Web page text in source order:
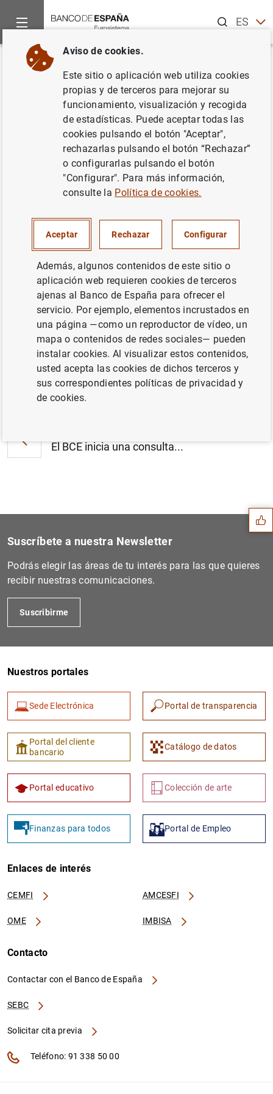
ESEN
Inicio Noticias y eventos
Volver
Estado financiero consolidado
del Eurosistema a 18 de
diciembre de 2009
SITUACIÓN ECONÓMICA
POLÍTICA MONETARIA
Estado financiero consolidado del
Eurosistema a 18 de diciembre de 2009
(131
El BCE inicia una consulta...
Siguiente
Sugerencias
1 2
Suscríbete a nuestra Newsletter
Podrás elegir las áreas de tu interés para las que quieres
recibir nuestras comunicaciones.
Suscribirme
Nuestros portales
Sede Electrónica Portal de transparencia
Portal del cliente
bancario
Catálogo de datos
Portal educativo Colección de arte
Finanzas para todos Portal de Empleo
Enlaces de interés
CEMFI AMCESFI
OME IMBISA
Contacto
Contactar con el Banco de España
SEBC
Solicitar cita previa
Teléfono: 91 338 50 00
Aviso de cookies.
Este sitio o aplicación web utiliza cookies
propias y de terceros para mejorar su
funcionamiento, visualización y recogida
de estadísticas. Puede aceptar todas las
cookies pulsando el botón "Aceptar",
rechazarlas pulsando el botón “Rechazar”
o configurarlas pulsando el botón
"Configurar". Para más información,
consulte la Política de cookies.
Aceptar Rechazar Configurar
Además, algunos contenidos de este sitio o
aplicación web requieren cookies de terceros
ajenas al Banco de España para ofrecer el
servicio. Por ejemplo, elementos incrustados en
una página —como un reproductor de vídeo, un
mapa o contenidos de redes sociales— pueden
instalar cookies. Al visualizar estos contenidos,
usted acepta las cookies de dichos terceros y
sus correspondientes políticas de privacidad y
de cookies.